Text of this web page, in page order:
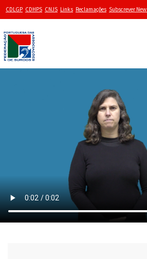
CDLGP CDHPS CNJS Links Reclamações Subscrever